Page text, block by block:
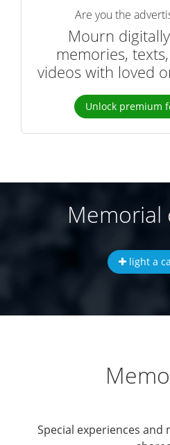
Are you the
Mourn
memories,
videos with loved
Unlock premium
Memorial
light a
Special experiences